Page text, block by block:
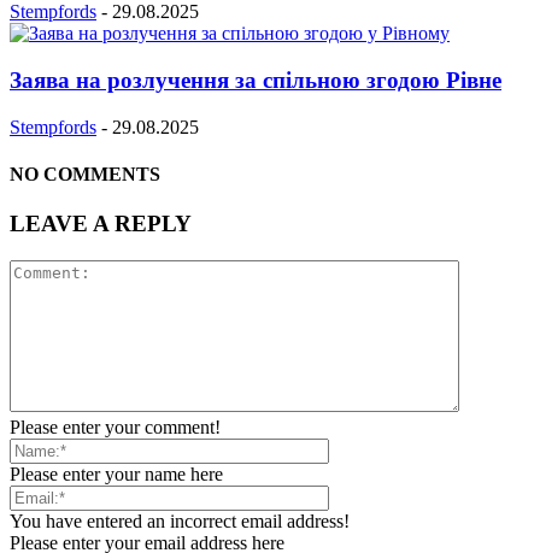
Stempfords - 29.08.2025
Заява на розлучення за спільною згодою Рівне
Stempfords - 29.08.2025
NO COMMENTS
LEAVE A REPLY
Please enter your comment!
Please enter your name here
You have entered an incorrect email address!
Please enter your email address here